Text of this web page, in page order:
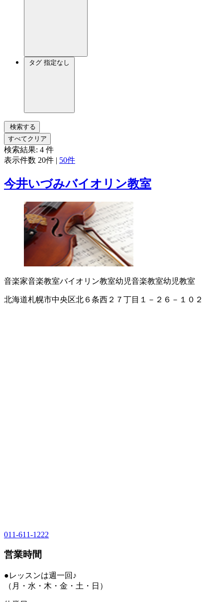
タグ 指定なし
検索する
すべてクリア
検索結果: 4 件
表示件数 20件 | 50件
今井いづみバイオリン教室
音楽家音楽教室バイオリン教室幼児音楽教室幼児教室
北海道札幌市中央区北６条西２７丁目１－２６－１０２
011-611-1222
営業時間
●レッスンは週一回♪
（月・水・木・金・土・日）